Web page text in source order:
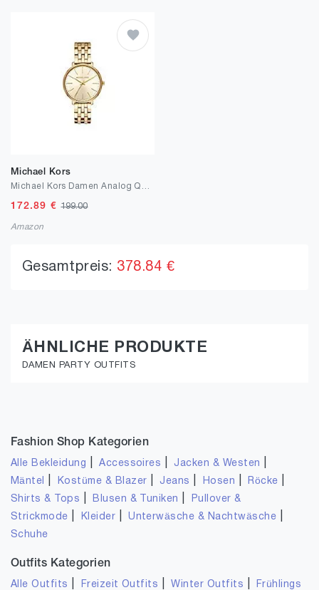
Michael Kors
172.89 €199.00
Amazon
Gesamtpreis: 378.84 €
ÄHNLICHE PRODUKTE
DAMEN PARTY OUTFITS
Fashion Shop Kategorien
Alle Bekleidung |Accessoires Jacken & Westen
Mäntel Kostüme & Blazer Jeans Hosen Röcke
Shirts & Tops Blusen & Tuniken
Pullover &
Strickmode
Kleider |Unterwäsche & Nachtwäsche
Schuhe
Outfits Kategorien
Alle Outfits Freizeit Outfits |Winter Outfits
Frühlings